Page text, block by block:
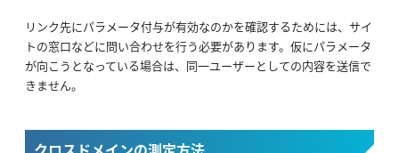
リンク先にパラメータ付与が有効なのかを確認するためには、サイ
トの窓口などに問い合わせを行う必要があります。仮にパラメータ
が向こうとなっている場合は、同一ユーザーとしての内容を送信で
きません。